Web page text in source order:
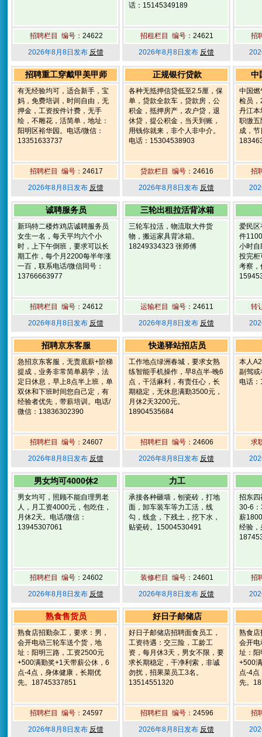
招聘栏目 编号： 24622
2026年8月8日发布 反馈
话：15145349189
招租栏目 编号： 24621
2026年8月8日发布 反馈
招
招聘重工穿戴甲美甲师
有无经验均可，适合新手，宝
妈，免费培训，时间自由，无
押金，工资按件计费，无手
绘，不雕花，活简单，地址：
阳明区裕华园。电话/微信：
13351633737
招聘栏目 编号： 24617
2026年8月8日发布 反馈
正规银行贷款
各种无抵押信贷低至2.5厘，保
单，贷款全款车，贷款房，公
积金，抵押房产，农户贷，退
休贷，提公积金，当天到账，
用钱你就来，非个人非中介。
电话：15304538903
贷款栏目 编号： 24616
2026年8月8日发布 反馈
中
中国燃
检员，
丹江本
职缴五
成，
招
诚聘服务员
新玛特二楼炸鸡店诚聘服务员
女生一名，每天平均六个小
时，上下午倒班，要求可以长
期工作，每个月2200每半年涨
一百，联系电话/微信同号：
13766663977
招聘栏目 编号： 24612
2026年8月8日发布 反馈
三轮出租拉活背冰箱
三轮车拉活，物流取大件货
物，搬运家具背冰箱。
18249334323 张师傅
运输栏目 编号： 24611
2026年8月8日发布 反馈
爱民区
件
小时自
投完柜
考察，
转
招聘京东客服
急招京东客服，无责底薪+阶梯
提成，业务非常简单易学，法
定日休息，早上8点半上班，单
双休和下班时间您自己定，有
经验者优先，带薪培训。电话/
微信：13836302390
招聘栏目 编号： 24607
2026年8月8日发布 反馈
快递驿站招店员
工作地点绿洲春城，要求女熟
练智能手机操作，早8点半-晚6
点，干活麻利，有责任心，长
期稳定，无休息满勤3500元，
月休2天3200元。
18904535684
招聘栏目 编号： 24606
2026年8月8日发布 反馈
本人
副驾或
电话
求
男女均可4000休2
男女均可，照顾不能自理男老
人，月工资4000元，包吃住，
月休2天。电话/微信：
13945307061
招聘栏目 编号： 24602
2026年8月8日发布 反馈
力工
承接各种砸墙，刨瓷砖，打地
面，卸车装车等力工活，线
勾，线盒，下残土，挖下水，
贴瓷砖。15004530491
装修栏目 编号： 24601
2026年8月8日发布 反馈
招东四
30-6
薪
经验，
招
熟食售货员
熟食店招勤杂工，要求：男，
会开电动三轮车送个货，地
址：阳明三路，工资2500元
+500满勤奖+1天带薪公休，6
点-4点，身体健康，长期优
先。18745337851
招聘栏目 编号： 24597
2026年8月8日发布 反馈
好日子邮储店
好日子邮储店招聘面食员工，
工资待遇：交三险，工龄工
资，每月休3天，男女不限，要
求长期稳定，干净利索，非诚
勿扰，招果菜员工3名。
13514551320
招聘栏目 编号： 24596
2026年8月8日发布 反馈
熟食店
会开电
址：
+500
点-4点
先。
招